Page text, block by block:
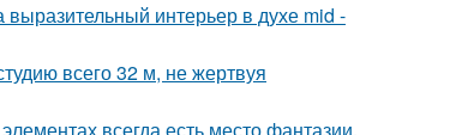
интерьер в духе mid -
всего 32 м, не жертвуя